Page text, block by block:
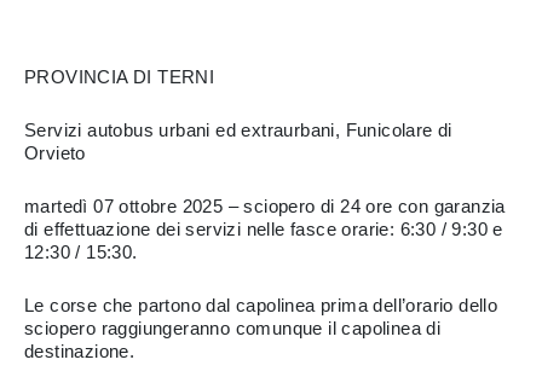
PROVINCIA DI TERNI
Servizi autobus urbani ed extraurbani, Funicolare di
Orvieto
martedì 07 ottobre 2025 – sciopero di 24 ore con garanzia
di effettuazione dei servizi nelle fasce orarie: 6:30 / 9:30 e
12:30 / 15:30.
Le corse che partono dal capolinea prima dell’orario dello
sciopero raggiungeranno comunque il capolinea di
destinazione.